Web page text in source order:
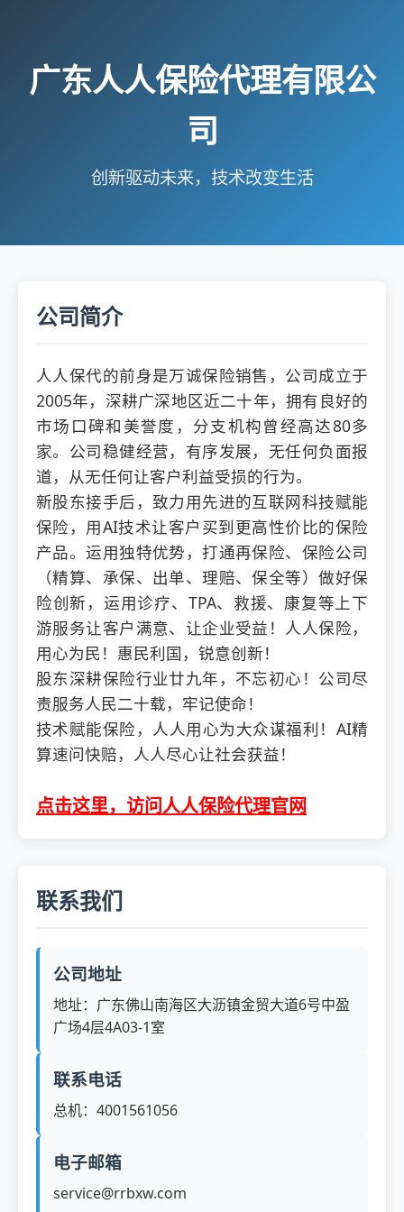
广东人人保险代理有限公
司
创新驱动未来，技术改变生活
公司简介
人人保代的前身是万诚保险销售，公司成立于
2005年，深耕广深地区近二十年，拥有良好的
市场口碑和美誉度，分支机构曾经高达80多
家。公司稳健经营，有序发展，无任何负面报
道，从无任何让客户利益受损的行为。
新股东接手后，致力用先进的互联网科技赋能
保险，用AI技术让客户买到更高性价比的保险
产品。运用独特优势，打通再保险、保险公司
（精算、承保、出单、理赔、保全等）做好保
险创新，运用诊疗、TPA、救援、康复等上下
游服务让客户满意、让企业受益！人人保险，
用心为民！惠民利国，锐意创新！
股东深耕保险行业廿九年，不忘初心！公司尽
责服务人民二十载，牢记使命！
技术赋能保险，人人用心为大众谋福利！AI精
算速问快赔，人人尽心让社会获益！
点击这里，访问人人保险代理官网
联系我们
公司地址
地址：广东佛山南海区大沥镇金贸大道6号中盈
广场4层4A03-1室
联系电话
总机：4001561056
电子邮箱
service@rrbxw.com